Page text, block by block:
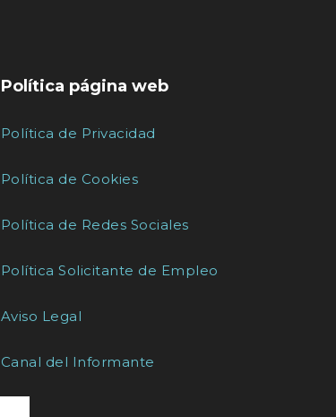
Política página web
Política de Privacidad
Política de Cookies
Política de Redes Sociales
Política Solicitante de Empleo
Aviso Legal
Canal del Informante